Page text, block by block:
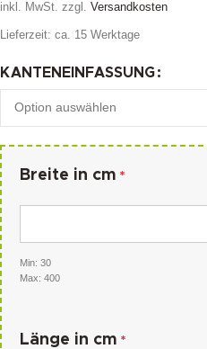
inkl. MwSt. zzgl. Versandkosten
Lieferzeit: ca. 15 Werktage
KANTENEINFASSUNG
Breite in cm *
Min: 30
Max: 400
Länge in cm *